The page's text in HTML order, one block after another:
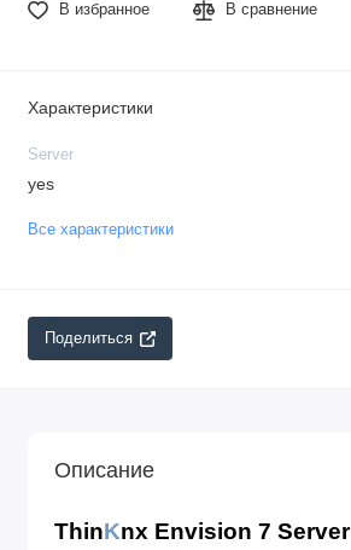
В избранное В сравнение
Характеристики
Server
yes
Все характеристики
Поделиться
Описание
ThinKnx Envision 7 Server